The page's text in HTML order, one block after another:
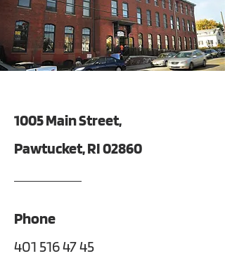
1005 Main Street,
Pawtucket, RI 02860
Phone
401 516 47 45